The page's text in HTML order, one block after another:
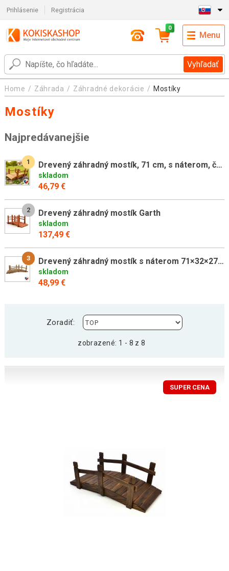
Prihlásenie Registrácia
Vyhľadať
0
Menu
Home Záhrada Záhradné dekorácie Mostíky
Mostíky
Najpredávanejšie
1 Drevený záhradný mostík, 71 cm, s náterom, česká výroba
skladom
46,79 €
2 Drevený záhradný mostík Garth
skladom
137,49 €
3 Drevený záhradný mostík s náterom 71×32×27 cm, česká výroba
skladom
48,99 €
Zoradiť:
zobrazené: 1 - 8 z 8
SUPER CENA